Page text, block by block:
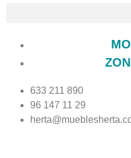
633 211 890
96 147 11 29